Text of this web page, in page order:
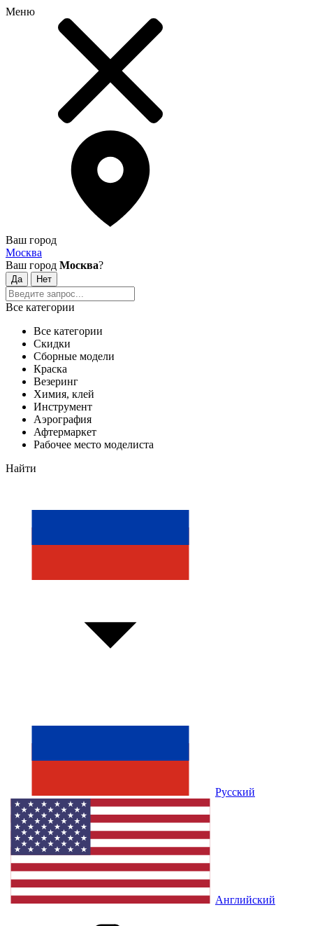
Меню
Ваш город
Москва
Ваш город Москва?
Все категории
Все категории
Скидки
Сборные модели
Краска
Везеринг
Химия, клей
Инструмент
Аэрография
Афтермаркет
Рабочее место моделиста
Найти
Русский
Английский